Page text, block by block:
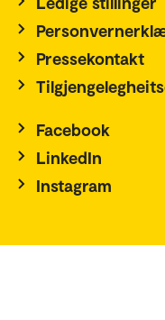
Pressekontakt
Facebook
LinkedIn
Instagram